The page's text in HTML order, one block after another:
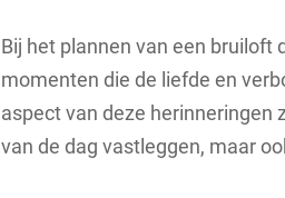
Bij het plannen van een bruiloft
momenten die de liefde en
aspect van deze herinneringen
van de dag vastleggen, maar